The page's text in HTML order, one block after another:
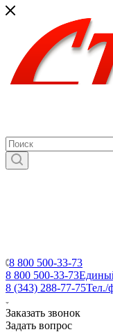
8 800 500-33-73
8 800 500-33-73
8 (343) 288-77-75Тел./
Заказать звонок
Задать вопрос